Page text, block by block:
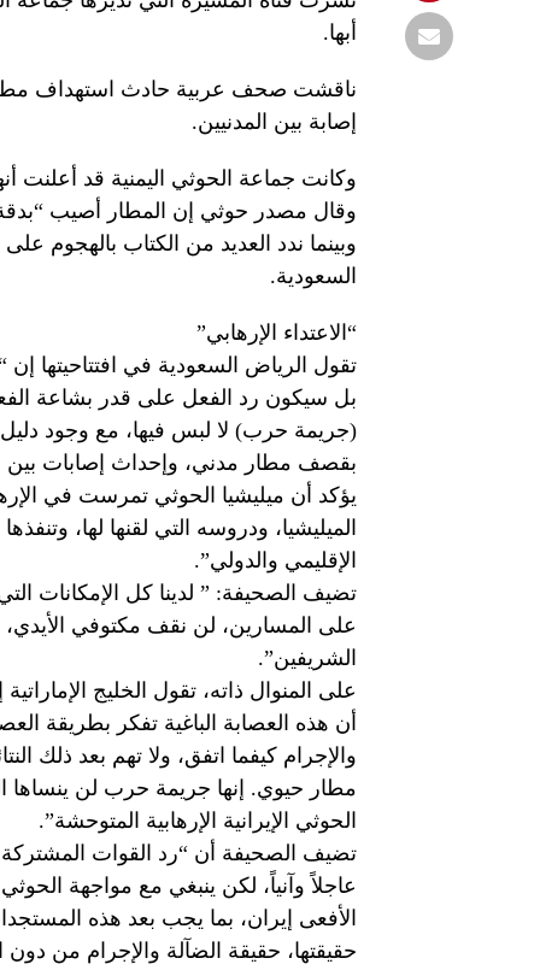
أبها.
إصابة بين المدنيين.
وكانت جماعة الحوثي اليمنية قد
وقال مصدر حوثي إن المطار أصيب
وبينما ندد العديد من الكتاب
السعودية.
“الاعتداء الإرهابي”
تقول الرياض السعودية في افتتاحيتها إن
بل سيكون رد الفعل على قدر بشاعة
(جريمة حرب) لا لبس فيها، مع وجود دليل
بقصف مطار مدني، وإحداث إصابات بين
يؤكد أن ميليشيا الحوثي تمرست في
الميليشيا، ودروسه التي لقنها لها،
الإقليمي والدولي”.
تضيف الصحيفة: ” لدينا كل الإمكانات
على المسارين، لن نقف مكتوفي
الشريفين”.
على المنوال ذاته، تقول الخليج
أن هذه العصابة الباغية تفكر بطريقة
والإجرام كيفما اتفق، ولا تهم بعد ذلك
مطار حيوي. إنها جريمة حرب لن
الحوثي الإيرانية الإرهابية المتوحشة”.
تضيف الصحيفة أن “رد القوات المشتركة
عاجلاً وآنياً، لكن ينبغي مع مواجهة
الأفعى إيران، بما يجب بعد هذه
حقيقتها، حقيقة الضآلة والإجرام من دون